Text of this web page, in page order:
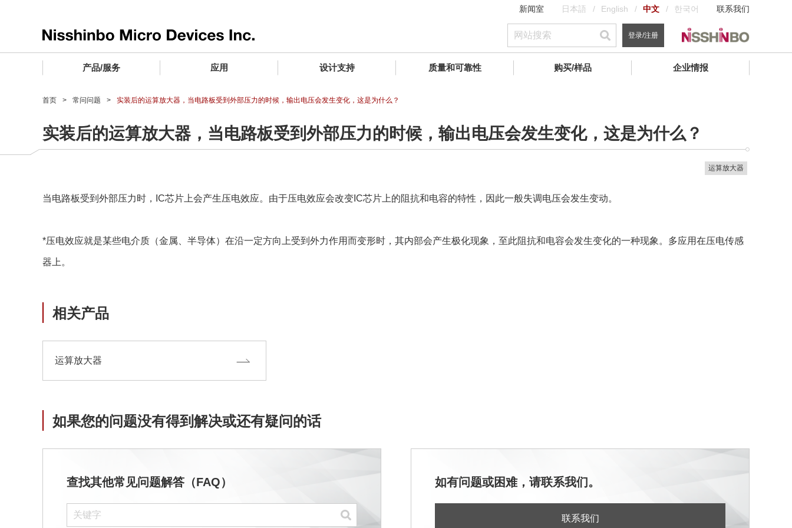
新闻室 日本語 English 中文 한국어 联系我们
登录/注册
产品/服务
电子器件
微波产品
应用
质量等级 (电子器件)
车载用IC
消费设备用IC
设计支持
电子器件
微波产品
质量和可靠性
质量方针和质量管理体系
电子器件
购买/样品
电子器件
微波产品
企业情报
社长致词
企业理念
业务领域
CSR活动 (日本)
首页 常问问题 实装后的运算放大器，当电路板受到外部压力的时候，输出电压会发生变化，这是为什么？
实装后的运算放大器，当电路板受到外部压力的时候，输出电压会发生变化，这是为什么？
运算放大器
当电路板受到外部压力时，IC芯片上会产生压电效应。由于压电效应会改变IC芯片上的阻抗和电容的特性，因此一般失调电压会发生变动。
*压电效应就是某些电介质（金属、半导体）在沿一定方向上受到外力作用而变形时，其内部会产生极化现象，至此阻抗和电容会发生变化的一种现象。多应用在压电传感
器上。
相关产品
运算放大器
如果您的问题没有得到解决或还有疑问的话
查找其他常见问题解答（FAQ） 如有问题或困难，请联系我们。
联系我们